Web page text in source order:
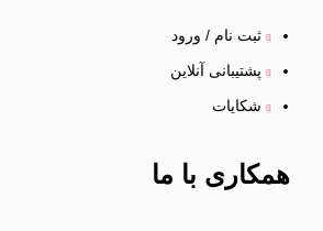
ثبت نام / ورود
پشتیبانی آنلاین
شکایات
همکاری با ما